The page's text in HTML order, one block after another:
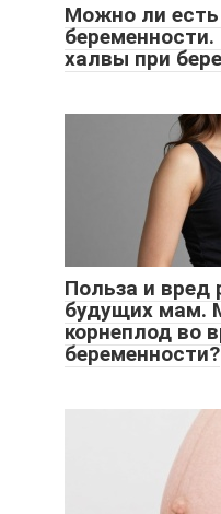
Можно ли
халвы при
Польза и вред
будущих мам.
корнеплод во
беременности?